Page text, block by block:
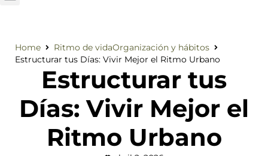
Home Ritmo de vidaOrganización y hábitos
Estructurar tus Días: Vivir Mejor el Ritmo Urbano
Estructurar tus
Días: Vivir Mejor el
Ritmo Urbano